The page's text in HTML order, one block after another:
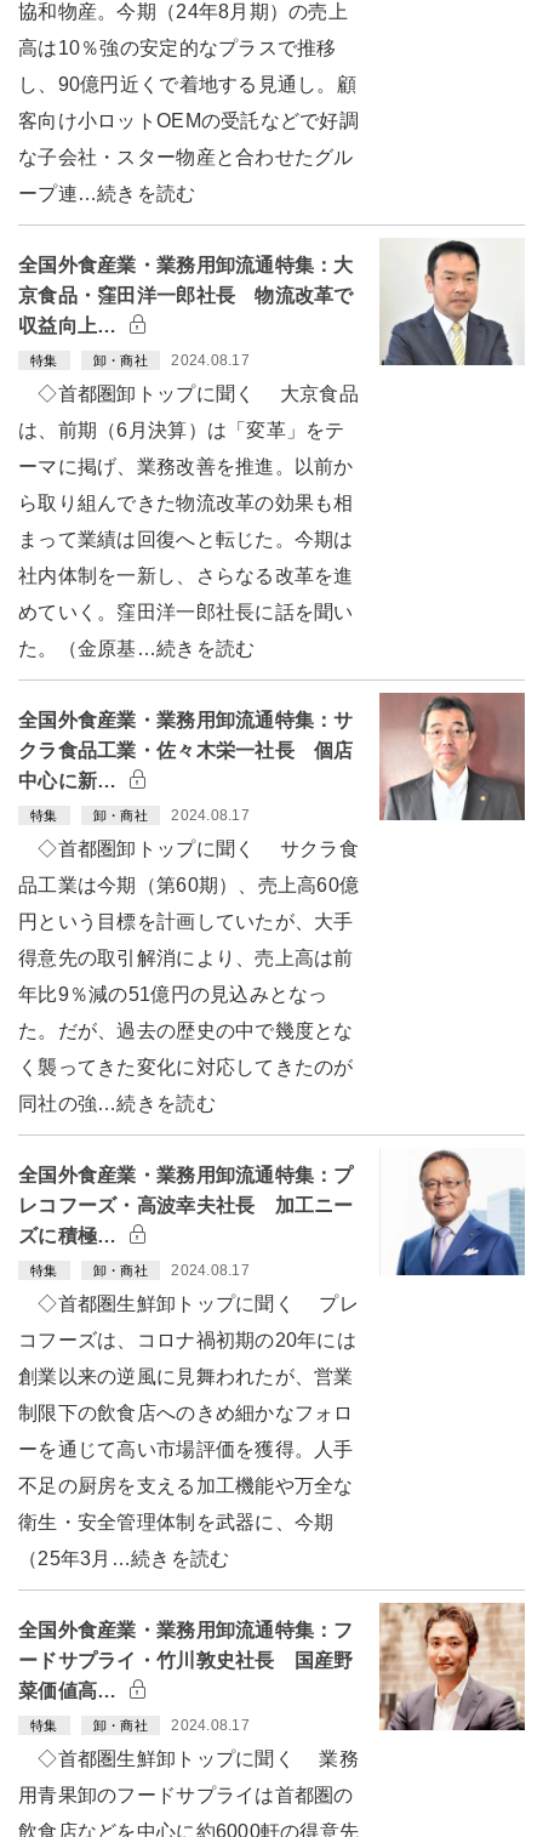
協和物産。今期（24年8月期）の売上
高は10％強の安定的なプラスで推移
し、90億円近くで着地する見通し。顧
客向け小ロットOEMの受託などで好調
な子会社・スター物産と合わせたグル
ープ連…続きを読む
全国外食産業・業務用卸流通特集：大
京食品・窪田洋一郎社長 物流改革で
収益向上…
特集 卸・商社 2024.08.17
◇首都圏卸トップに聞く 大京食品
は、前期（6月決算）は「変革」をテ
ーマに掲げ、業務改善を推進。以前か
ら取り組んできた物流改革の効果も相
まって業績は回復へと転じた。今期は
社内体制を一新し、さらなる改革を進
めていく。窪田洋一郎社長に話を聞い
た。（金原基…続きを読む
全国外食産業・業務用卸流通特集：サ
クラ食品工業・佐々木栄一社長 個店
中心に新…
特集 卸・商社 2024.08.17
◇首都圏卸トップに聞く サクラ食
品工業は今期（第60期）、売上高60億
円という目標を計画していたが、大手
得意先の取引解消により、売上高は前
年比9％減の51億円の見込みとなっ
た。だが、過去の歴史の中で幾度とな
く襲ってきた変化に対応してきたのが
同社の強…続きを読む
全国外食産業・業務用卸流通特集：プ
レコフーズ・高波幸夫社長 加工ニー
ズに積極…
特集 卸・商社 2024.08.17
◇首都圏生鮮卸トップに聞く プレ
コフーズは、コロナ禍初期の20年には
創業以来の逆風に見舞われたが、営業
制限下の飲食店へのきめ細かなフォロ
ーを通じて高い市場評価を獲得。人手
不足の厨房を支える加工機能や万全な
衛生・安全管理体制を武器に、今期
（25年3月…続きを読む
全国外食産業・業務用卸流通特集：フ
ードサプライ・竹川敦史社長 国産野
菜価値高…
特集 卸・商社 2024.08.17
◇首都圏生鮮卸トップに聞く 業務
用青果卸のフードサプライは首都圏の
飲食店などを中心に約6000軒の得意先